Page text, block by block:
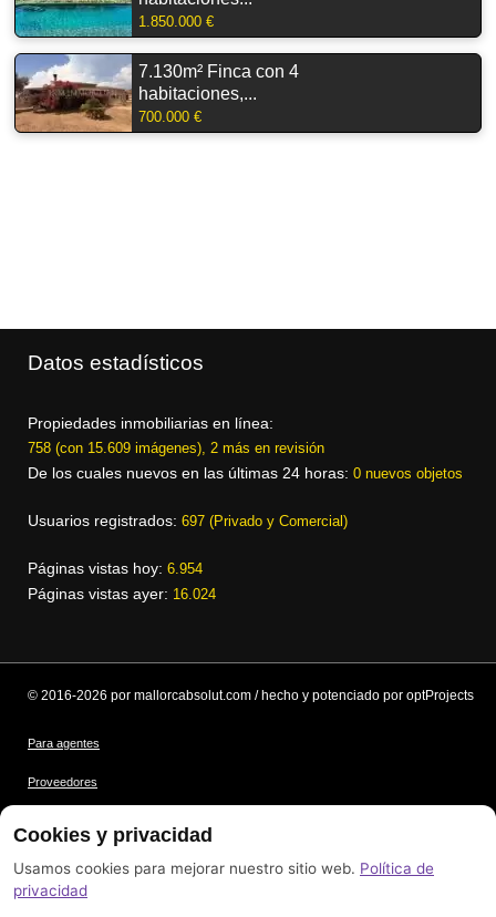
1.850.000 €
7.130m² Finca con 4
habitaciones,...
700.000 €
Datos estadísticos
Propiedades inmobiliarias en línea:
758 (con 15.609 imágenes), 2 más en revisión
De los cuales nuevos en las últimas 24 horas: 0 nuevos objetos
Usuarios registrados: 697 (Privado y Comercial)
Páginas vistas hoy: 6.954
Páginas vistas ayer: 16.024
© 2016-2026 por mallorcabsolut.com / hecho y potenciado por optProjects
Para agentes
Proveedores
Créditos de las imágenes
Cookies y privacidad
Usamos cookies para mejorar nuestro sitio web. Política de
privacidad